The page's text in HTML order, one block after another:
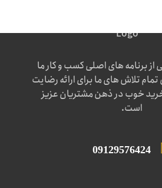
برنامه های اصلی کسب و کار ما
تلاش های ما برای ارائه رضایت
خوب در ذهن مشتریان عزیز
است.
09129576424